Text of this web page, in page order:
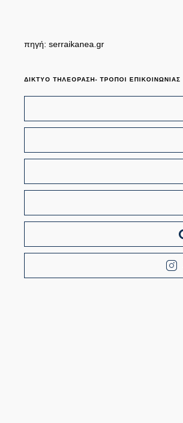
πηγή: serraikanea.gr
ΔΙΚΤΥΟ ΤΗΛΕΟΡΑΣΗ- ΤΡΟΠΟΙ ΕΠΙΚΟΙΝΩΝΙΑΣ